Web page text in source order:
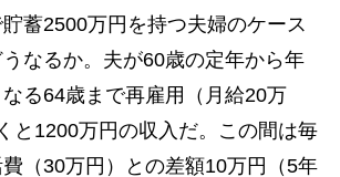
蓄2500万円を持つ夫婦のケース
なるか。夫が60歳の定年から年
る64歳まで再雇用（月給20万
と1200万円の収入だ。この間は毎
（30万円）との差額10万円（5年